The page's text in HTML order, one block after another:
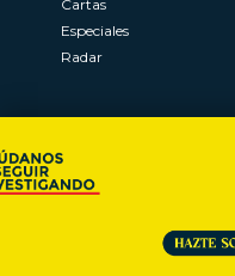
Cartas
Especiales
Radar